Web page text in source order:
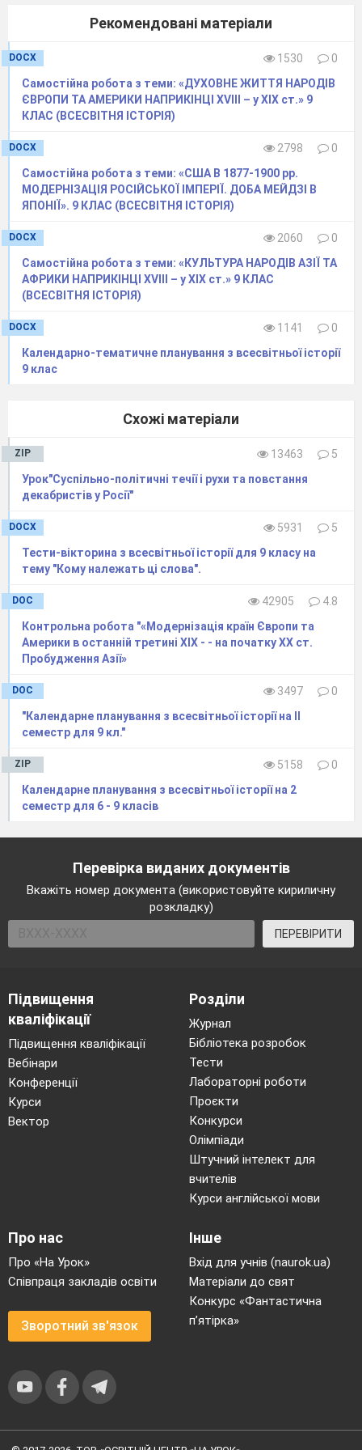
ПРИЧИНИ – ПОДІЯ – НАСЛІДКИ
Рекомендовані матеріали
DOCX 1530
0
Самостійна робота з теми: «ДУХОВНЕ ЖИТТЯ НАРОДІВ
ЄВРОПИ ТА АМЕРИКИ НАПРИКІНЦІ ХVІІІ – у ХІХ ст.» 9
КЛАС (ВСЕСВІТНЯ ІСТОРІЯ)
DOCX 2798
0
Самостійна робота з теми: «США В 1877-1900 рр.
МОДЕРНІЗАЦІЯ РОСІЙСЬКОЇ ІМПЕРІЇ. ДОБА МЕЙДЗІ В
ЯПОНІЇ». 9 КЛАС (ВСЕСВІТНЯ ІСТОРІЯ)
DOCX 2060
0
Самостійна робота з теми: «КУЛЬТУРА НАРОДІВ АЗІЇ ТА
АФРИКИ НАПРИКІНЦІ ХVІІІ – у ХІХ ст.» 9 КЛАС
(ВСЕСВІТНЯ ІСТОРІЯ)
DOCX 1141
0
Календарно-тематичне планування з всесвітньої історії
9 клас
Схожі матеріали
ZIP 13463
5
Урок"Суспільно-політичні течії і рухи та повстання
декабристів у Росії"
DOCX 5931
5
Тести-вікторина з всесвітньої історії для 9 класу на
тему "Кому належать ці слова".
DOC 42905
4.8
Контрольна робота "«Модернізація країн Європи та
Америки в останній третині XIX - - на початку XX ст.
Пробудження Азії»
DOC 3497
0
"Календарне планування з всесвітньої історії на ІІ
семестр для 9 кл."
ZIP 5158
0
Календарне планування з всесвітньої історії на 2
семестр для 6 - 9 класів
Перевірка виданих документів
Вкажіть номер документа (використовуйте кириличну
розкладку)
ПЕРЕВІРИТИ
Підвищення
кваліфікації
Підвищення кваліфікації
Вебінари
Конференції
Курси
Вектор
Розділи
Журнал
Бібліотека розробок
Тести
Лабораторні роботи
Проєкти
Конкурси
Олімпіади
Штучний інтелект для
вчителів
Курси англійської мови
Про нас
Про «На Урок»
Співпраця закладів освіти
Зворотний зв'язок
Інше
Вхід для учнів (naurok.ua)
Матеріали до свят
Конкурс «Фантастична
п’ятірка»